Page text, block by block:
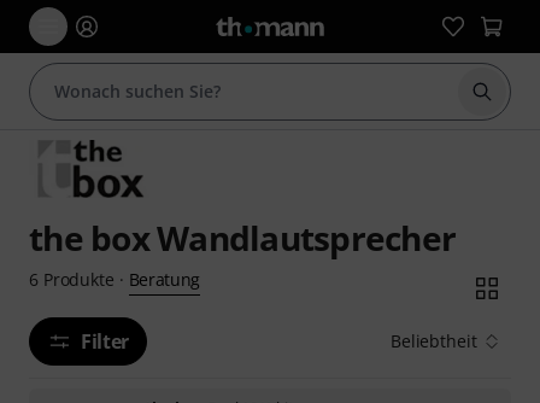
Suche
the box Wandlautsprecher
6 Produkte · Beratung
Filter Beliebtheit